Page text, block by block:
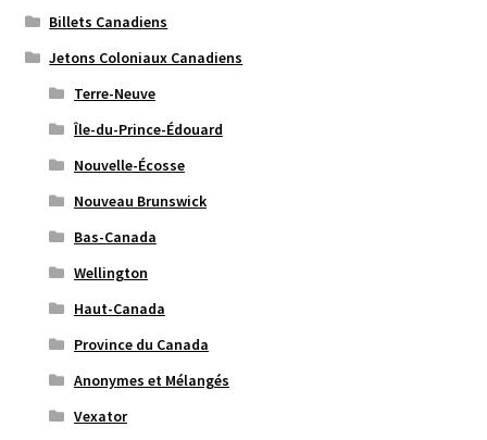
Billets Canadiens
Jetons Coloniaux Canadiens
Terre-Neuve
Île-du-Prince-Édouard
Nouvelle-Écosse
Nouveau Brunswick
Bas-Canada
Wellington
Haut-Canada
Province du Canada
Anonymes et Mélangés
Vexator